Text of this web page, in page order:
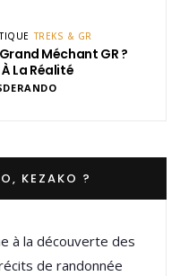
TREKS & GR
Grand Méchant GR ?
La Réalité
KEZAKO ?
à la découverte des
de randonnée